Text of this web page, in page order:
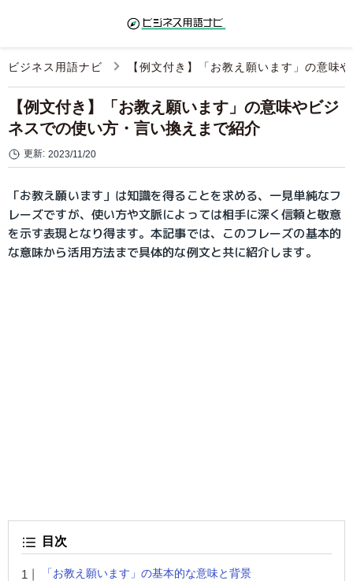
ビジネス用語ナビ 【例文付き】「お教え願います」の意味
【例文付き】「お教え願います」の意味やビジ
ネスでの使い方・言い換えまで紹介
更新: 2023/11/20
「お教え願います」は知識を得ることを求める、一見単純なフ
レーズですが、使い方や文脈によっては相手に深く信頼と敬意
を示す表現となり得ます。本記事では、このフレーズの基本的
な意味から活用方法まで具体的な例文と共に紹介します。
目次
「お教え願います」の基本的な意味と背景